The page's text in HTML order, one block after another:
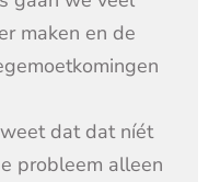
maken en de
dat dat níét
probleem alleen